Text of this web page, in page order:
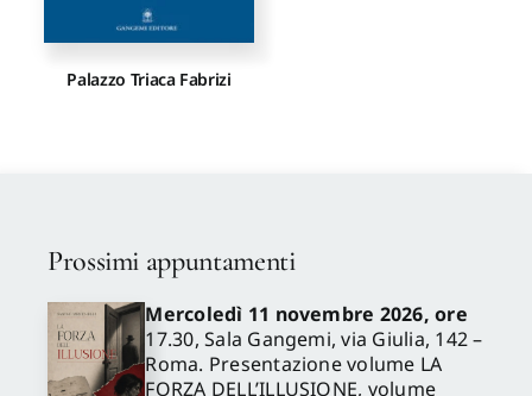
Palazzo Triaca Fabrizi
Prossimi appuntamenti
Mercoledì 11 novembre 2026, ore
17.30, Sala Gangemi, via Giulia, 142 –
Roma. Presentazione volume LA
FORZA DELL’ILLUSIONE, volume